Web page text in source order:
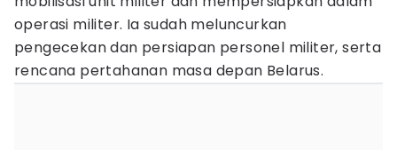
operasi militer. Ia sudah meluncurkan
pengecekan dan persiapan personel militer, serta
rencana pertahanan masa depan Belarus.